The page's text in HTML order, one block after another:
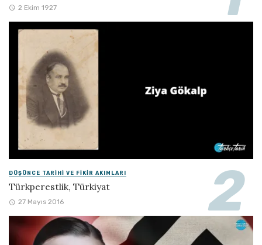
2 Ekim 1927
DÜŞÜNCE TARIHI VE FIKIR AKIMLARI
Türkperestlik, Türkiyat
27 Mayıs 2016